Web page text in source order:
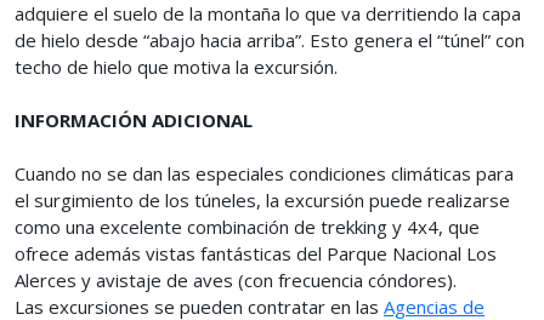
adquiere el suelo de la montaña lo que va derritiendo la capa
de hielo desde “abajo hacia arriba”. Esto genera el “túnel” con
techo de hielo que motiva la excursión.
INFORMACIÓN ADICIONAL
Cuando no se dan las especiales condiciones climáticas para
el surgimiento de los túneles, la excursión puede realizarse
como una excelente combinación de trekking y 4x4, que
ofrece además vistas fantásticas del Parque Nacional Los
Alerces y avistaje de aves (con frecuencia cóndores).
Las excursiones se pueden contratar en las Agencias de